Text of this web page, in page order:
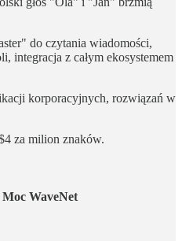
do czytania wiadomości,
integracja z całym ekosystemem
korporacyjnych, rozwiązań w
za milion znaków.
WaveNet